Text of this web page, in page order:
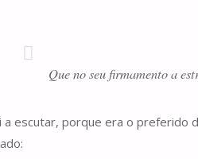
Que no seu firmamento a
a escutar, porque era o preferido